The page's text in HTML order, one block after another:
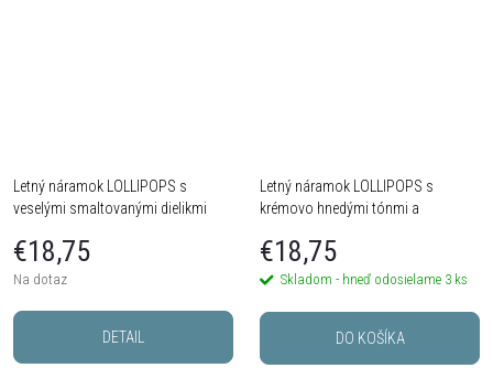
Letný náramok LOLLIPOPS s
veselými smaltovanými dielikmi
€18,75
Na dotaz
DETAIL
Letný náramok LOLLIPOPS s
krémovo hnedými tónmi a
€18,75
Skladom - hneď odosielame 3 ks
DO KOŠÍKA